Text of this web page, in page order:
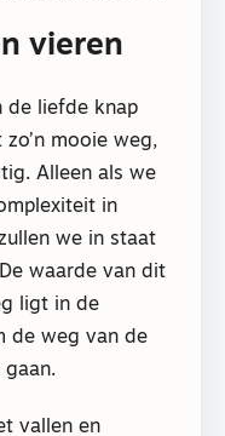
vieren
de liefde knap
mooie weg,
Alleen als we
in
we in staat
waarde van dit
ligt in de
de weg van de
gaan.
vallen en